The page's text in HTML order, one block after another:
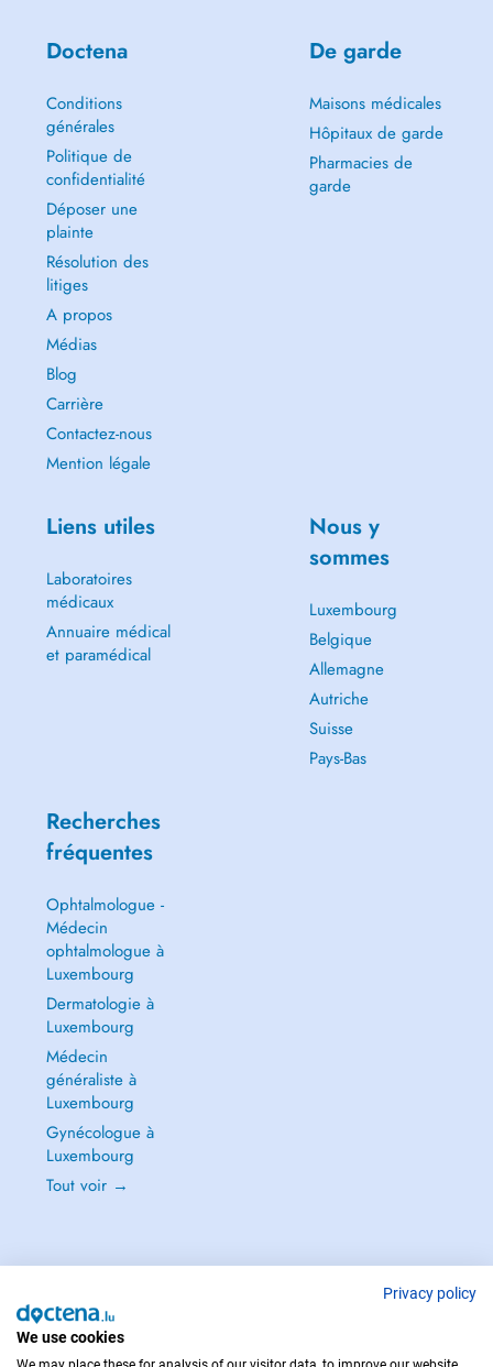
Doctena
Conditions
générales
Politique de
confidentialité
Déposer une
plainte
Résolution des
litiges
A propos
Médias
Blog
Carrière
Contactez-nous
Mention légale
De garde
Maisons médicales
Hôpitaux de garde
Pharmacies de
garde
Liens utiles
Laboratoires
médicaux
Annuaire médical
et paramédical
Nous y
sommes
Luxembourg
Belgique
Allemagne
Autriche
Suisse
Pays-Bas
Recherches
fréquentes
Ophtalmologue -
Médecin
ophtalmologue à
Luxembourg
Dermatologie à
Luxembourg
Médecin
généraliste à
Luxembourg
Gynécologue à
Luxembourg
Tout voir →
Copyright © 2026 - DOCTENA S.A. 42, Rue de la Vallée, L-2661 Luxembourg
Privacy policy
We use cookies